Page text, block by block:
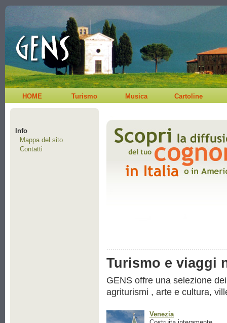
HOME Turismo Musica Cartoline
Info
Mappa del sito
Contatti
Turismo e viaggi
GENS offre una selezione
agriturismi , arte e cultura,
Venezia